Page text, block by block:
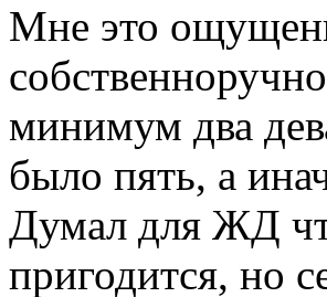
Мне это
минимум два
было пять, а
Думал для ЖД
пригодится, но